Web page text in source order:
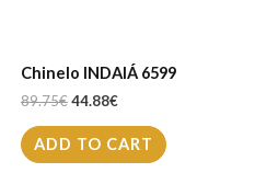
Chinelo INDAIÁ 6599
89.75€44.88€
ADD TO CART